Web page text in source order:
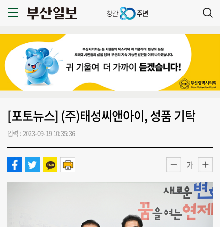
[포토뉴스] (주)태성씨앤아이, 성품 기탁
입력 : 2023-09-19 10:35:36
가